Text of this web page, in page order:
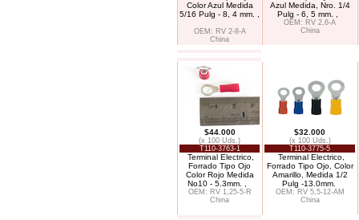
Color Azul Medida
5/16 Pulg - 8, 4 mm. ,
OEM: RV 2-8-A
China
Azul Medida, Nro. 1/4
Pulg - 6, 5 mm. ,
OEM: RV 2,6-A
China
$44.000
(x 100 Uds.)
T110-3763-1
Terminal Electrico,
Forrado Tipo Ojo
Color Rojo Medida
No10 - 5.3mm. ,
OEM: RV 1,25-5-R
China
$32.000
(x 100 Uds.)
T110-3775-5
Terminal Electrico,
Forrado Tipo Ojo, Color
Amarillo, Medida 1/2
Pulg -13.0mm.
OEM: RV 5,5-12-AM
China